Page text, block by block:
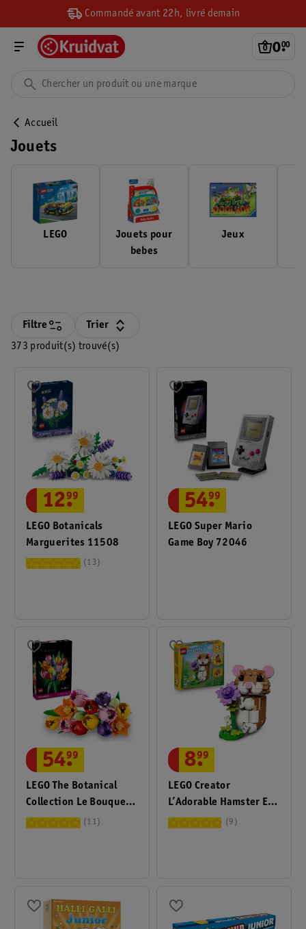
Commandé avant 22h, livré demain
0.
00
Accueil
Jouets
LEGO
Jouets pour
bebes
Jeux
373 produit(s) trouvé(s)
Filtre Trier
LEGO Botanicals
Marguerites 11508
12.
99
13
LEGO Super Mario
Game Boy 72046
54.
99
LEGO The Botanical
Collection Le Bouquet
De Tulipes 11501
54.
99
11
LEGO Creator
L’Adorable Hamster Et
La Fleur 31376
8.
99
9